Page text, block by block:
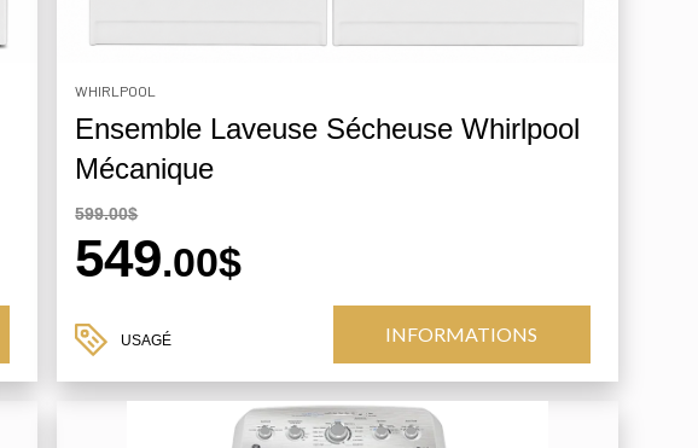
WHIRLPOOL
Ensemble Laveuse Sécheuse Whirlpool
Mécanique
599.00$
549.00$
USAGÉ INFORMATIONS